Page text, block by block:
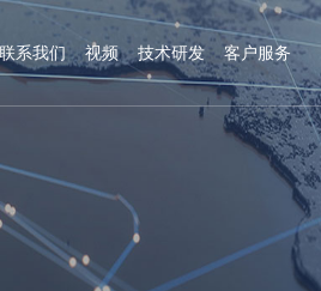
系我们 视频 技术研发 客户服务